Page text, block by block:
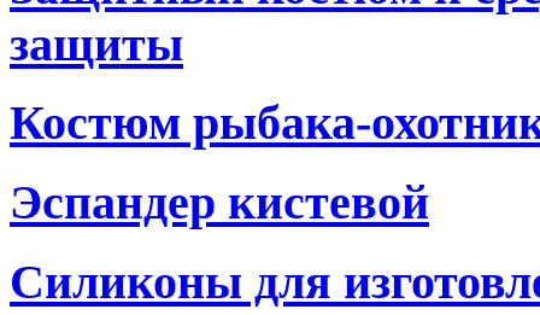
защиты
Костюм рыбака-
Эспандер кистевой
Силиконы для